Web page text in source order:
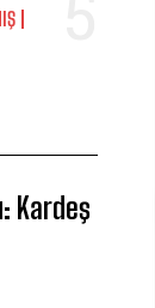
Kardeş